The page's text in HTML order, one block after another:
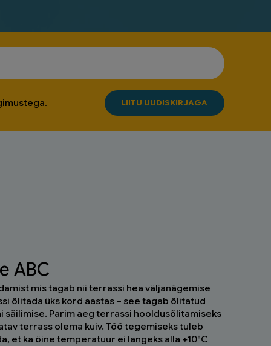
.
ABC
mis tagab nii terrassi hea väljanägemise
õlitada üks kord aastas – see tagab õlitatud
säilimise. Parim aeg terrassi hooldusõlitamiseks
terrass olema kuiv. Töö tegemiseks tuleb
et ka öine temperatuur ei langeks alla +10°C